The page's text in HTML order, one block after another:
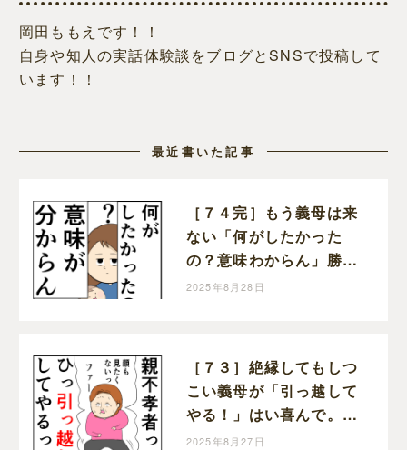
岡田ももえです！！
自身や知人の実話体験談をブログとSNSで投稿して
います！！
最近書いた記事
［７４完］もう義母は来
ない「何がしたかった
の？意味わからん」勝っ
た！クセ強義母に抗う嫁
2025年8月28日
［７３］絶縁してもしつ
こい義母が「引っ越して
やる！」はい喜んで。ク
セ強義母に抗う嫁達｜岡
2025年8月27日